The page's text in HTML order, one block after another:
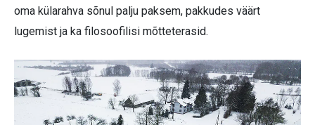
oma külarahva sõnul palju paksem, pakkudes väärt
lugemist ja ka filosoofilisi mõtteterasid.